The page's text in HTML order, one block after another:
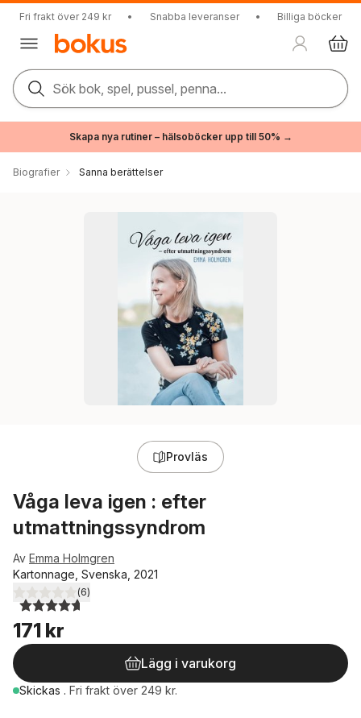
Fri frakt över 249 kr • Snabba leveranser • Billiga böcker
Sök bok, spel, pussel, penna...
Skapa nya rutiner – hälsoböcker upp till 50% →
Biografier Sanna berättelser
Provläs
Våga leva igen : efter
utmattningssyndrom
Av Emma Holmgren
Kartonnage, Svenska, 2021
4,7utav 5 stjärnor. Totalt antal röster:
(6)
171 kr
Lägg i varukorg
Skickas . Fri frakt över 249 kr.